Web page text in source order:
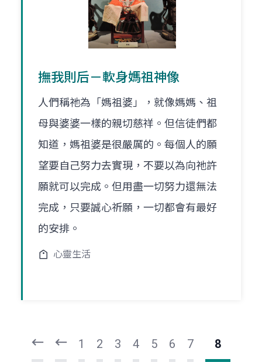
撫我則后－軟身媽祖神像
人們稱祂為「媽祖婆」，就像媽媽、祖
母與婆婆一樣的親切慈祥。但信徒們都
知道，媽祖婆是很嚴厲的。每個人的願
望要自己努力去實現，不要以為向祂許
願就可以完成。但用盡一切努力還無法
完成，只要誠心祈願，一切都會有最好
的安排。
心靈生活
1 2 3 4 5 6 7 8